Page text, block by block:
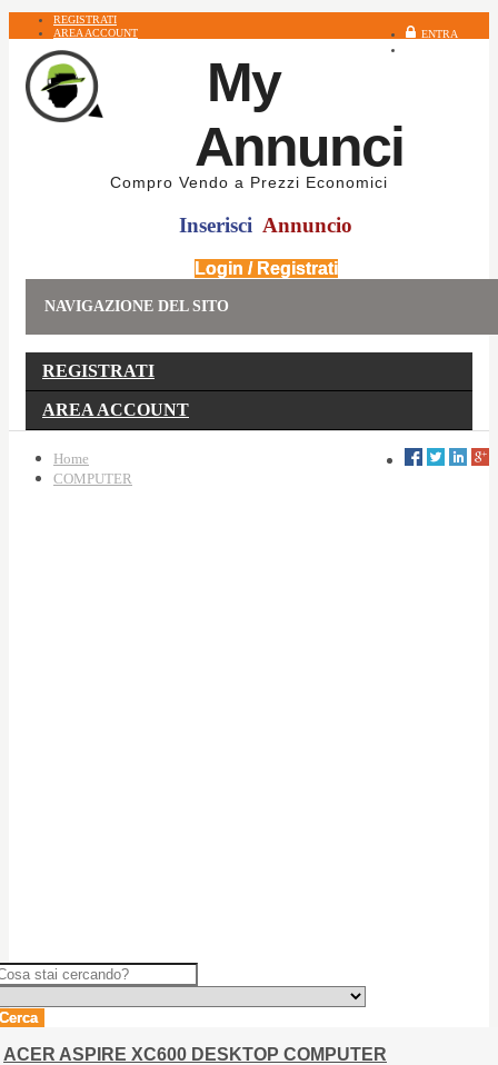
ENTRA
REGISTRATI
AREA ACCOUNT
My
Annunci
Compro Vendo a Prezzi Economici
Inserisci Annuncio
Login / Registrati
NAVIGAZIONE DEL SITO
REGISTRATI
AREA ACCOUNT
Home
COMPUTER
Cerca
ACER ASPIRE XC600 DESKTOP COMPUTER